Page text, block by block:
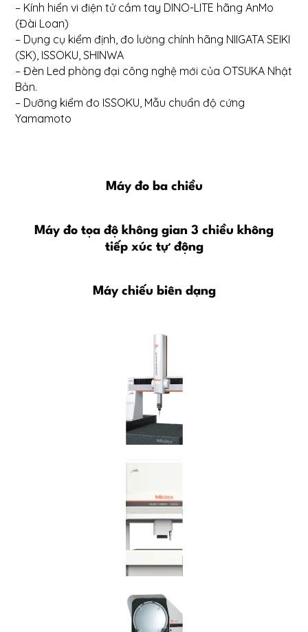
– Kính hiển vi điện tử cầm tay DINO-LITE hãng AnMo
(Đài Loan)
– Dụng cụ kiểm định, đo lường chính hãng NIIGATA SEIKI
(SK), ISSOKU, SHINWA
– Đèn Led phòng đại công nghệ mới của OTSUKA Nhật
Bản.
– Dưỡng kiểm đo ISSOKU, Mẫu chuẩn độ cứng
Yamamoto
Máy đo ba chiều
Máy đo tọa độ không gian 3 chiều không
tiếp xúc tự động
Máy chiếu biên dạng